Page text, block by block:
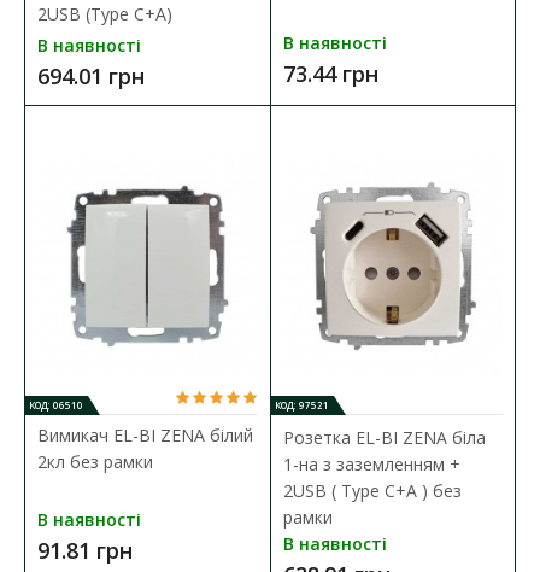
Розетка EL-BI VEGA білий мат 1-на з заземленням
Наявність:
178.15 грн
ДО КОШИКА
В порівняння
2USB (Type C+A)
В наявності
694.01 грн
В наявності
73.44 грн
КОД: 06510
Вимикач EL-BI ZENA білий
2кл без рамки
В наявності
91.81 грн
КОД: 97521
Розетка EL-BI ZENA біла
1-на з заземленням +
2USB ( Type C+A ) без
рамки
В наявності